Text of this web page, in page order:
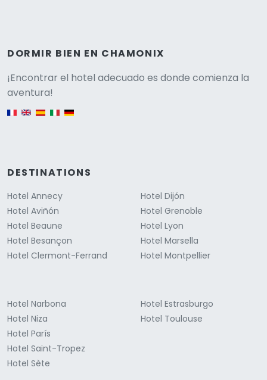
DORMIR BIEN EN CHAMONIX
¡Encontrar el hotel adecuado es donde comienza la
aventura!
English version
DESTINATIONS
Hotel Annecy
Hotel Aviñón
Hotel Beaune
Hotel Besançon
Hotel Clermont-Ferrand
Hotel Dijón
Hotel Grenoble
Hotel Lyon
Hotel Marsella
Hotel Montpellier
Hotel Narbona
Hotel Niza
Hotel París
Hotel Saint-Tropez
Hotel Sète
Hotel Estrasburgo
Hotel Toulouse